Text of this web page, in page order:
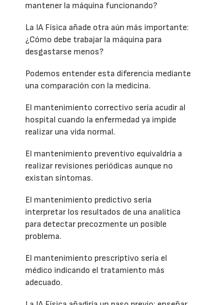
mantener la máquina funcionando?
La IA Física añade otra aún más importante:
¿Cómo debe trabajar la máquina para
desgastarse menos?
Podemos entender esta diferencia mediante
una comparación con la medicina.
El mantenimiento correctivo sería acudir al
hospital cuando la enfermedad ya impide
realizar una vida normal.
El mantenimiento preventivo equivaldría a
realizar revisiones periódicas aunque no
existan síntomas.
El mantenimiento predictivo sería
interpretar los resultados de una analítica
para detectar precozmente un posible
problema.
El mantenimiento prescriptivo sería el
médico indicando el tratamiento más
adecuado.